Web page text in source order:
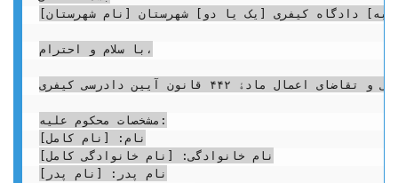
دادگاه کیفری [یک یا دو] شهرستان [نام شهرستان]
با سلام و احترام،
موضوع: لایحه اسقاط حق تجدیدنظرخواهی و تقاضای اعمال مادۀ ۴۴۲ قانون آیین دادرسی کیفری
مشخصات محکوم علیه:
نام: [نام کامل]
نام خانوادگی: [نام خانوادگی کامل]
نام پدر: [نام پدر]